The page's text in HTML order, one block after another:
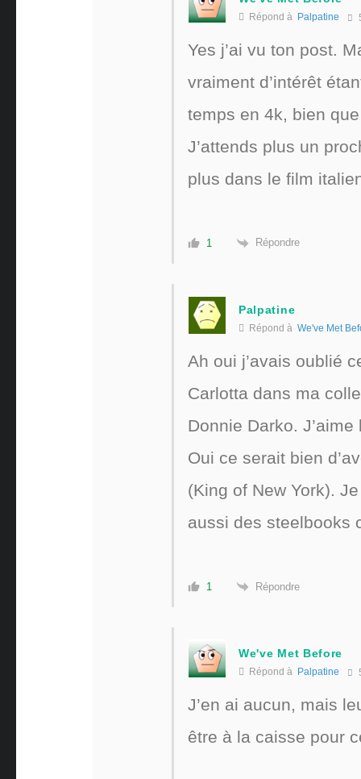
Répond à Palpatine
Yes j’ai vu ton post.
vraiment d’intérêt
temps en 4k, bien
J’attends plus un
plus dans le film
1 Répondre
Palpatine
Répond à We've Met
Ah oui j’avais oublié
Carlotta dans ma
Donnie Darko.
Oui ce serait bien
(King of New York).
aussi des steelbooks
1 Répondre
We've Met Before
Répond à Palpatine
J’en ai aucun, mais
être à la caisse pour